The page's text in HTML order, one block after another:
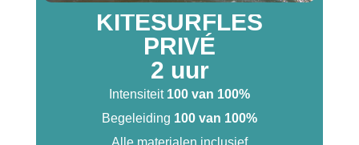
KITESURFLES
PRIVÉ
2 uur
Intensiteit 100 van 100%
Begeleiding 100 van 100%
Alle materialen inclusief